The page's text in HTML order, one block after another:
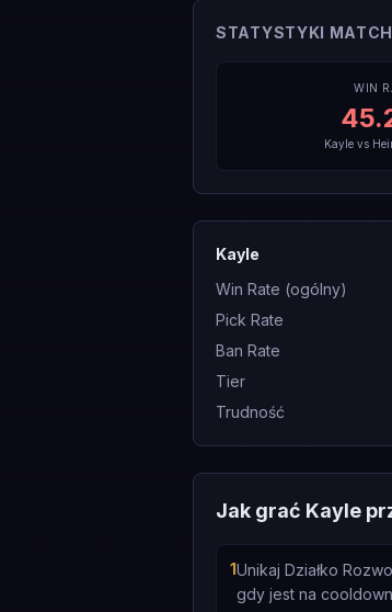
STATYSTYKI
WIN
Kaylevs
Kayle
Win Rate (ogólny)
Pick Rate
Ban Rate
Tier
Trudność
Jak grać Kayle
1Unikaj Działko
gdy jest na